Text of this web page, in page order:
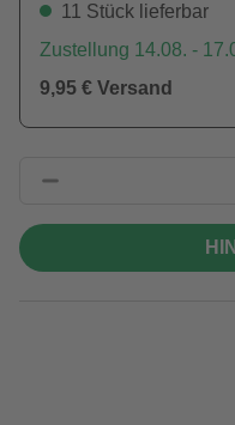
11 Stück lieferbar
Zustellung 14.08. -
9,95 € Versand